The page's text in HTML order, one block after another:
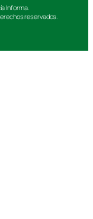
Informa.
reservados.